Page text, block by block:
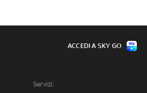
Servizi:
ACCEDI A SKY GO